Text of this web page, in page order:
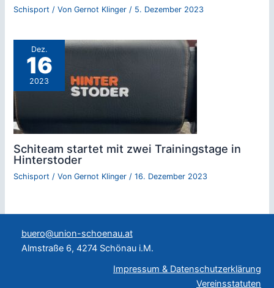
Schisport / Von Gernot Klinger / 5. Dezember 2023
Dez.
16
2023
Schiteam startet mit zwei Trainingstage in
Hinterstoder
Schisport / Von Gernot Klinger /16. Dezember 2023
buero@union-schoenau.at
Almstraße 6, 4274 Schönau i.M.
Impressum & Datenschutzerklärung
Vereinsstatuten